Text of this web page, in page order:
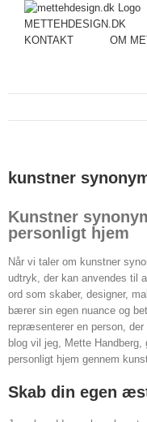
METTEHDESIGN.DK
KONTAKT
OM
kunstner
Kunstner
personligt hjem
Når vi taler om kunstner
udtryk, der kan anvendes til
ord som skaber, designer,
bærer sin egen nuance og
repræsenterer en person,
blog vil jeg, Mette
personligt hjem gennem
Skab din egen